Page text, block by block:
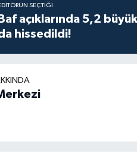
SEÇTIĞI
Baf açıklarında 5,2
hissedildi!